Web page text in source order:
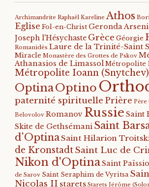
Archimandrite Raphaël Kareline Athos
Eglise Fol-en-Christ Geronda
Joseph l'Hésychaste Grèce Géorgie
Romanidès Laure de la Trinité-Saint
Miracle Monastère des Grottes de Pskov
Athanasios de Limassol Métropolite
Métropolite Ioann (Snytchev)
OptinaOptino
paternité spirituelle Prière Père
Belovolov Romanov Russie Saint
Skite de Gethsémani Saint
d'OptinaSaint Hilarion
de KronstadtSaint Luc de
Nikon d'OptinaSaint
de Sarov Saint Seraphim de Vyritsa
Nicolas II starets Starets Jérôme